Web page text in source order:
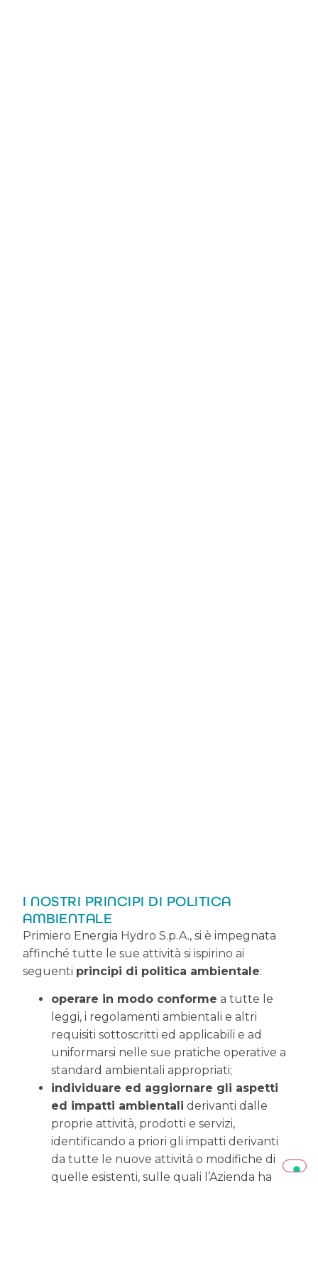
I NOSTRI PRINCIPI DI POLITICA
AMBIENTALE
Primiero Energia Hydro S.p.A., si è impegnata
affinché tutte le sue attività si ispirino ai
seguenti principi di politica ambientale:
operare in modo conforme a tutte le
leggi, i regolamenti ambientali e altri
requisiti sottoscritti ed applicabili e ad
uniformarsi nelle sue pratiche operative a
standard ambientali appropriati;
individuare ed aggiornare gli aspetti
ed impatti ambientali derivanti dalle
proprie attività, prodotti e servizi,
identificando a priori gli impatti derivanti
da tutte le nuove attività o modifiche di
quelle esistenti, sulle quali l’Azienda ha